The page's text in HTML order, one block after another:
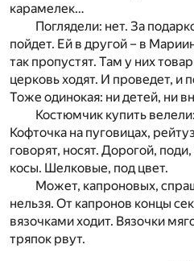
карамелек…
Поглядели: нет. За
пойдет. Ей в другой – в
так пропустят. Там у них
церковь ходят. И проведет, и
Тоже одинокая: ни детей, ни
Костюмчик купить
Кофточка на пуговицах,
говорят, носят. Дорогой,
косы. Шелковые, под цвет.
Может, капроновых,
нельзя. От капронов концы
вязочками ходит. Вязочки
тряпок рвут.